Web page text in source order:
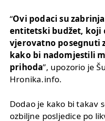
“Ovi podaci su
entitetski budžet, koji
vjerovatno posegnuti
kako bi nadomjestili
prihoda”, upozorio je
Hronika.info.
Dodao je kako bi takav
ozbiljne posljedice po